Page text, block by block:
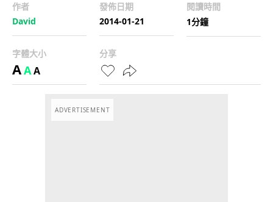
作者
David
發佈日期
2014-01-21
閱讀時間
1分鐘
字體大小
AAA
分享
ADVERTISEMENT